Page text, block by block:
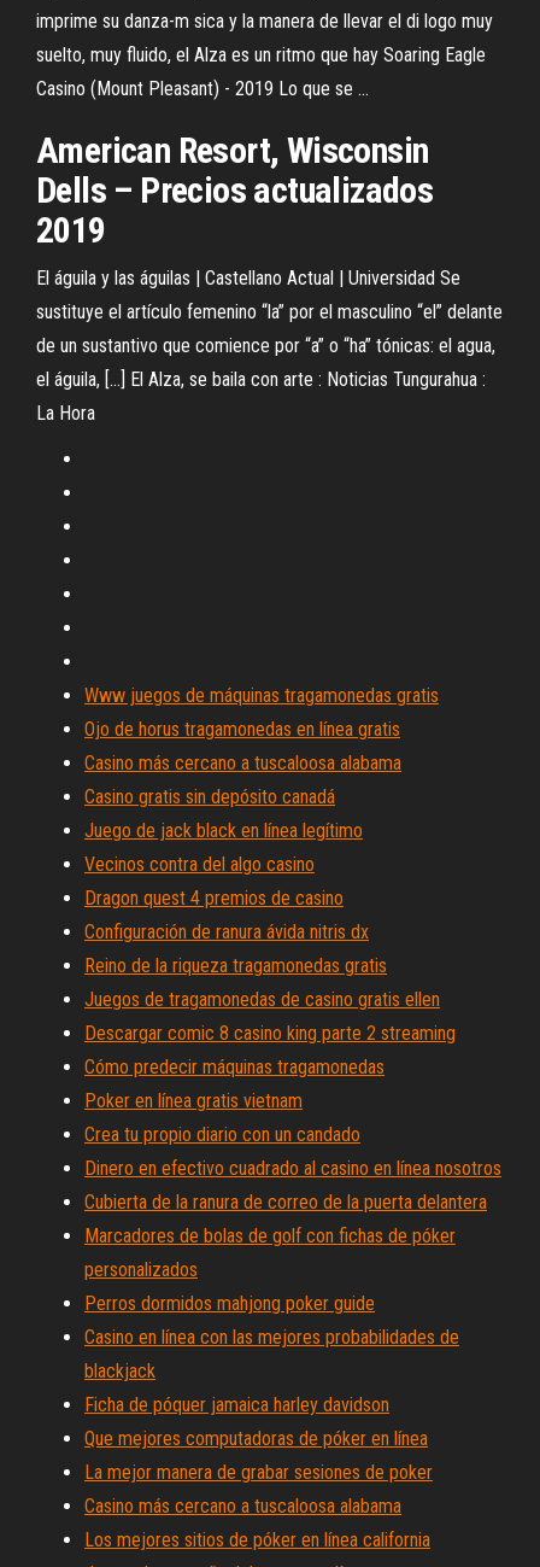
imprime su danza-m sica y la manera de llevar el di logo muy
suelto, muy fluido, el Alza es un ritmo que hay Soaring Eagle
Casino (Mount Pleasant) - 2019 Lo que se ...
American Resort, Wisconsin
Dells – Precios actualizados
2019
El águila y las águilas | Castellano Actual | Universidad Se
sustituye el artículo femenino “la” por el masculino “el” delante
de un sustantivo que comience por “a” o “ha” tónicas: el agua,
el águila, […] El Alza, se baila con arte : Noticias Tungurahua :
La Hora
Www juegos de máquinas tragamonedas gratis
Ojo de horus tragamonedas en línea gratis
Casino más cercano a tuscaloosa alabama
Casino gratis sin depósito canadá
Juego de jack black en línea legítimo
Vecinos contra del algo casino
Dragon quest 4 premios de casino
Configuración de ranura ávida nitris dx
Reino de la riqueza tragamonedas gratis
Juegos de tragamonedas de casino gratis ellen
Descargar comic 8 casino king parte 2 streaming
Cómo predecir máquinas tragamonedas
Poker en línea gratis vietnam
Crea tu propio diario con un candado
Dinero en efectivo cuadrado al casino en línea nosotros
Cubierta de la ranura de correo de la puerta delantera
Marcadores de bolas de golf con fichas de póker
personalizados
Perros dormidos mahjong poker guide
Casino en línea con las mejores probabilidades de
blackjack
Ficha de póquer jamaica harley davidson
Que mejores computadoras de póker en línea
La mejor manera de grabar sesiones de poker
Casino más cercano a tuscaloosa alabama
Los mejores sitios de póker en línea california